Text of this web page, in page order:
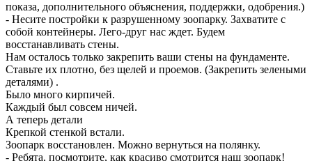
показа, дополнительного объяснения, поддержки, одобрения.)
- Несите постройки к разрушенному зоопарку. Захватите с
собой контейнеры. Лего-друг нас ждет. Будем
восстанавливать стены.
Нам осталось только закрепить ваши стены на фундаменте.
Ставьте их плотно, без щелей и проемов. (Закрепить зелеными
деталями) .
Было много кирпичей.
Каждый был совсем ничей.
А теперь детали
Крепкой стенкой встали.
Зоопарк восстановлен. Можно вернуться на полянку.
- Ребята, посмотрите, как красиво смотрится наш зоопарк!